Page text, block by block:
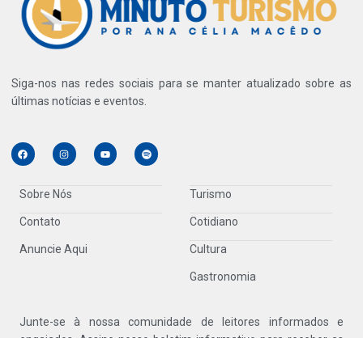
Siga-nos nas redes sociais para se manter atualizado sobre as
últimas notícias e eventos.
Sobre Nós
Contato
Anuncie Aqui
Turismo
Cotidiano
Cultura
Gastronomia
Junte-se à nossa comunidade de leitores informados e